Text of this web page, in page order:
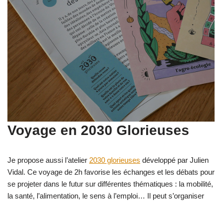
Voyage en 2030 Glorieuses
Je propose aussi l’atelier 2030 glorieuses développé par Julien
Vidal. Ce voyage de 2h favorise les échanges et les débats pour
se projeter dans le futur sur différentes thématiques : la mobilité,
la santé, l’alimentation, le sens à l’emploi… Il peut s’organiser